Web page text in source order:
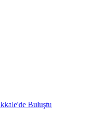
Buluştu